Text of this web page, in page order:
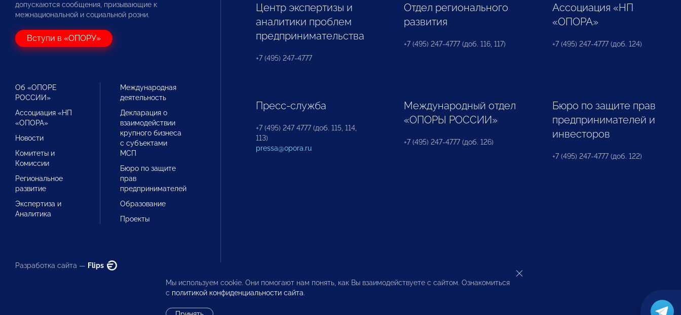
допускаются сообщения, призывающие к
межнациональной и социальной розни.
Вступи в «ОПОРУ»
Об «ОПОРЕ
РОССИИ»
Ассоциация «НП
«ОПОРА»
Новости
Комитеты и
Комиссии
Региональное
развитие
Экспертиза и
Аналитика
Международная
деятельность
Декларация о
взаимодействии
крупного бизнеса
с субъектами
МСП
Бюро по защите
прав
предпринимателей
Образование
Проекты
Разработка сайта — Flips
Центр экспертизы и
аналитики проблем
предпринимательства
+7 (495) 247-4777
Отдел регионального
развития
+7 (495) 247-4777 (доб. 116, 117)
Ассоциация «НП
«ОПОРА»
+7 (495) 247-4777 (доб. 124)
Пресс-служба
+7 (495) 247 4777 (доб. 115, 114,
113)
pressa@opora.ru
Международный отдел
«ОПОРЫ РОССИИ»
+7 (495) 247-4777 (доб. 126)
Бюро по защите прав
предпринимателей и
инвесторов
+7 (495) 247-4777 (доб. 122)
Мы используем cookie. Они помогают нам понять, как Вы взаимодействуете с сайтом. Ознакомиться
с политикой конфиденциальности сайта.